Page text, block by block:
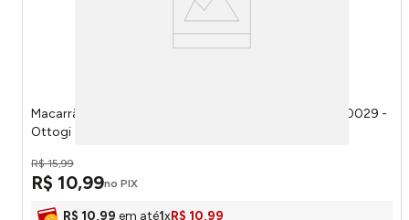
Macarrão Instantâneo Jin Ramen Spicy Hot 120g LAM0029 -
Ottogi
R$ 15,99
R$ 10,99no PIX
R$ 10,99 em até1xR$ 10,99